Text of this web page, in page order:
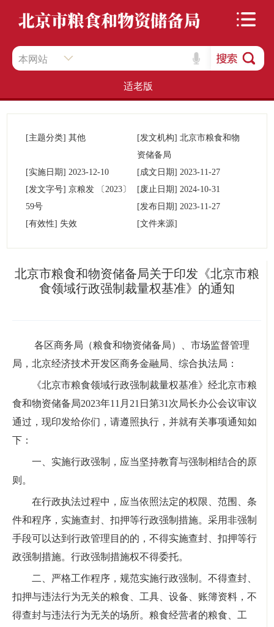
本网站
适老版
[主题分类]其他 [发文机构] 北京市粮食和物
资储备局
[实施日期]2023-12-10 [成文日期] 2023-11-27
[发文字号]京粮发
〔2023〕
59号
[废止日期] 2024-10-31
[发布日期] 2023-11-27
[有效性] 失效 [文件来源]
北京市粮食和物资储备局关于印发《北京市粮
食领域行政强制裁量权基准》的通知
各区商务局（粮食和物资储备局）、市场监督管理
局，北京经济技术开发区商务金融局、综合执法局：
《北京市粮食领域行政强制裁量权基准》经北京市粮
食和物资储备局2023年11月21日第31次局长办公会议审议
通过，现印发给你们，请遵照执行，并就有关事项通知如
下：
一、实施行政强制，应当坚持教育与强制相结合的原
则。
在行政执法过程中，应当依照法定的权限、范围、条
件和程序，实施查封、扣押等行政强制措施。采用非强制
手段可以达到行政管理目的的，不得实施查封、扣押等行
政强制措施。行政强制措施权不得委托。
二、严格工作程序，规范实施行政强制。不得查封、
扣押与违法行为无关的粮食、工具、设备、账簿资料，不
得查封与违法行为无关的场所。粮食经营者的粮食、工